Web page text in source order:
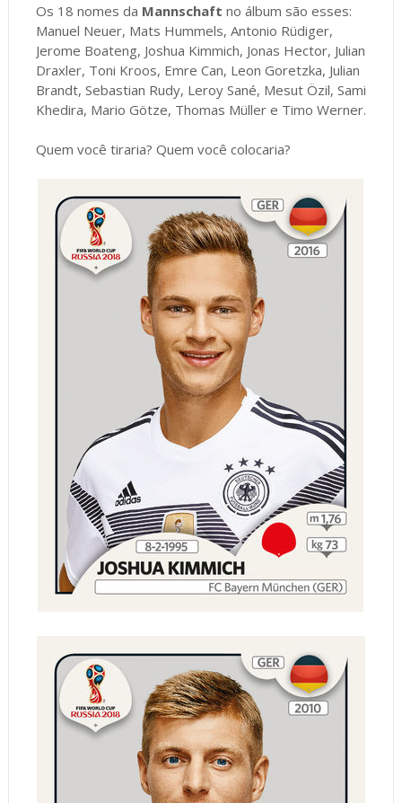
Os 18 nomes da Mannschaft no álbum são esses:
Manuel Neuer, Mats Hummels, Antonio Rüdiger,
Jerome Boateng, Joshua Kimmich, Jonas Hector, Julian
Draxler, Toni Kroos, Emre Can, Leon Goretzka, Julian
Brandt, Sebastian Rudy, Leroy Sané, Mesut Özil, Sami
Khedira, Mario Götze, Thomas Müller e Timo Werner.
Quem você tiraria? Quem você colocaria?